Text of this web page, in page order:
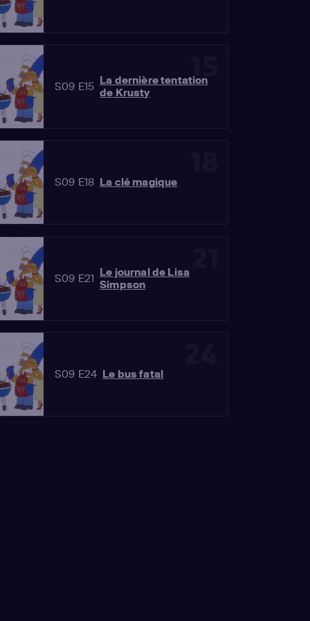
15
S09 E15 La dernière tentation
de Krusty
S09 E18 La clé magique
S09 E21 Le journal de Lisa
Simpson
S09 E24 Le bus fatal